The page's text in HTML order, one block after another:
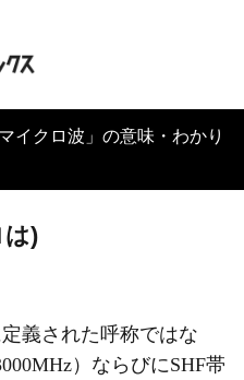
イクロ波」の意味・わかり
は)
義された呼称ではな
）ならびにSHF帯